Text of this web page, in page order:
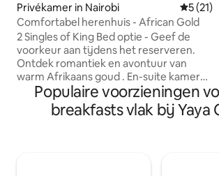
Privékamer in Nairobi
5 (21)
Comfortabel herenhuis - African Gold
2 Singles of King Bed optie - Geef de
voorkeur aan tijdens het reserveren.
Ontdek romantiek en avontuur van
warm Afrikaans goud . En-suite kamer
met een douche is onderdeel van een
modern huis. Favoriet voor koppels die
op zoek zijn naar een romantisch uitje of
Populaire voorzieningen
breakfasts vlak bij Yaya